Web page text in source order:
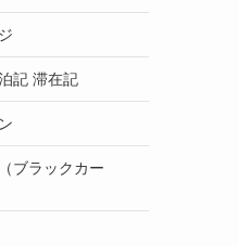
記 滞在記
ブラックカー